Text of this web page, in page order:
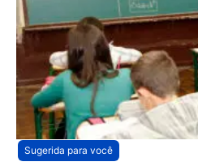
Sugerida para você